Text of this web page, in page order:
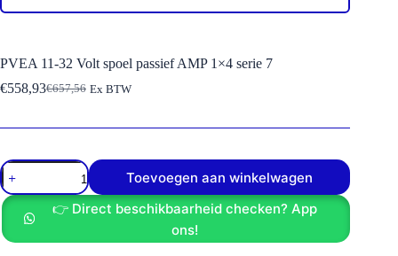
PVEA 11-32 Volt spoel passief AMP 1×4 serie 7
€657,56
Oorspronkelijke
was:
€558,93Huidige
is:
Ex BTW
PVEA
11-
32
spoel
passief
Toevoegen aan winkelwagen
👉 Direct beschikbaarheid checken? App
ons!